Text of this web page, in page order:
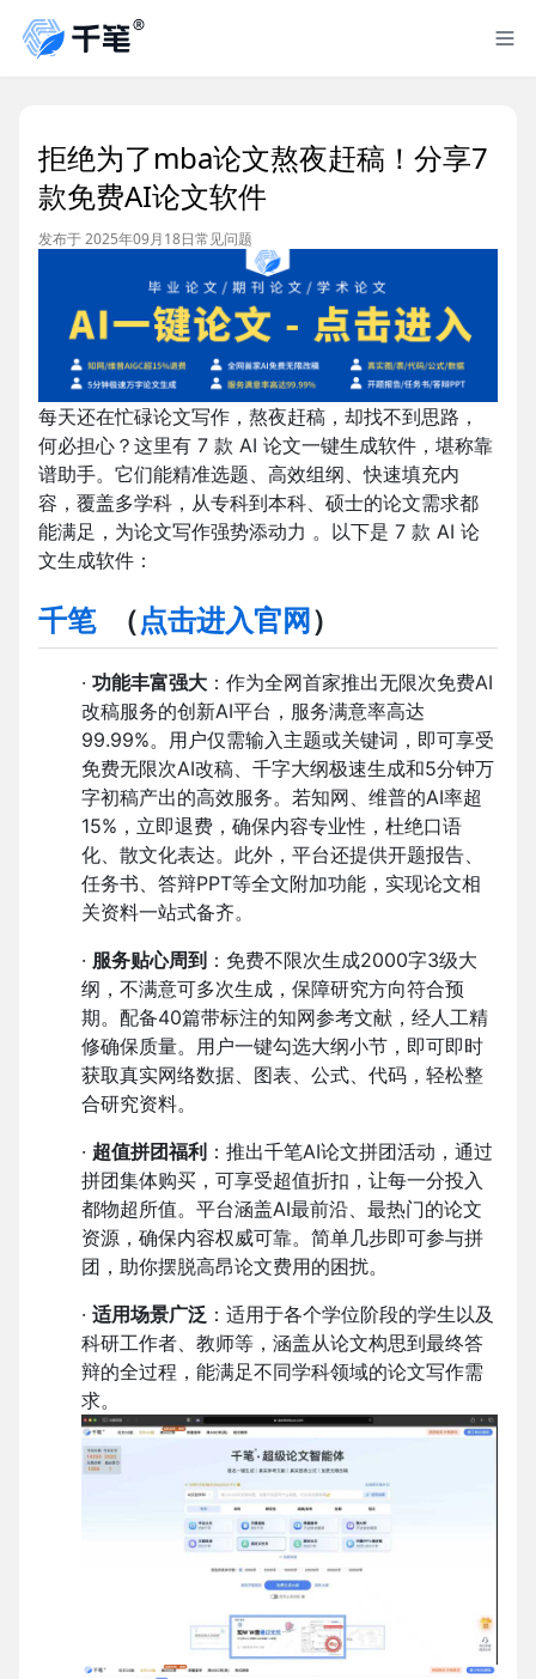
拒绝为了mba论文熬夜赶稿！分享7
款免费AI论文软件
发布于 2025年09月18日常见问题
每天还在忙碌论文写作，熬夜赶稿，却找不到思路，
何必担心？这里有 7 款 AI 论文一键生成软件，堪称靠
谱助手。它们能精准选题、高效组纲、快速填充内
容，覆盖多学科，从专科到本科、硕士的论文需求都
能满足，为论文写作强势添动力 。以下是 7 款 AI 论
文生成软件：
千笔（点击进入官网 ）
· 功能丰富强大 ：作为全网首家推出无限次免费AI
改稿服务的创新AI平台，服务满意率高达
99.99%。用户仅需输入主题或关键词，即可享受
免费无限次AI改稿、千字大纲极速生成和5分钟万
字初稿产出的高效服务。若知网、维普的AI率超
15%，立即退费，确保内容专业性，杜绝口语
化、散文化表达。此外，平台还提供开题报告、
任务书、答辩PPT等全文附加功能，实现论文相
关资料一站式备齐。
· 服务贴心周到 ：免费不限次生成2000字3级大
纲，不满意可多次生成，保障研究方向符合预
期。配备40篇带标注的知网参考文献，经人工精
修确保质量。用户一键勾选大纲小节，即可即时
获取真实网络数据、图表、公式、代码，轻松整
合研究资料。
· 超值拼团福利 ：推出千笔AI论文拼团活动，通过
拼团集体购买，可享受超值折扣，让每一分投入
都物超所值。平台涵盖AI最前沿、最热门的论文
资源，确保内容权威可靠。简单几步即可参与拼
团，助你摆脱高昂论文费用的困扰。
· 适用场景广泛 ：适用于各个学位阶段的学生以及
科研工作者、教师等，涵盖从论文构思到最终答
辩的全过程，能满足不同学科领域的论文写作需
求。